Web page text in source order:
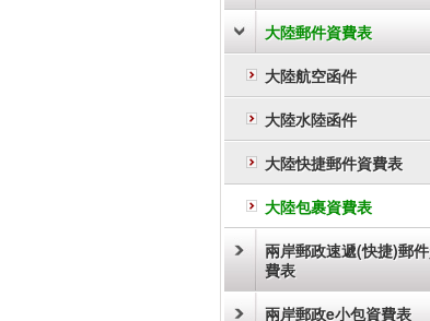
大陸郵件資費表
大陸航空函件
大陸水陸函件
大陸快捷郵件資費表
大陸包裹資費表
兩岸郵政速遞(快捷)郵
費表
兩岸郵政e小包資費表